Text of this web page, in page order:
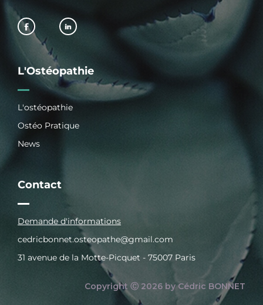
L'Ostéopathie
L'ostéopathie
Ostéo Pratique
News
Contact
Demande d'informations
cedricbonnet.osteopathe@gmail.com
31 avenue de la Motte-Picquet - 75007 Paris
Copyright Ⓒ 2026 by Cédric BONNET